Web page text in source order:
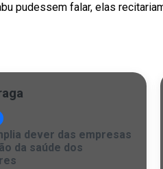
pudessem falar, elas
dever das empresas
da saúde dos